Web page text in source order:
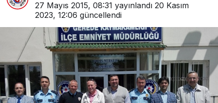
27 Mayıs 2015, 08:31 yayınlandı 20 Kasım
2023, 12:06 güncellendi